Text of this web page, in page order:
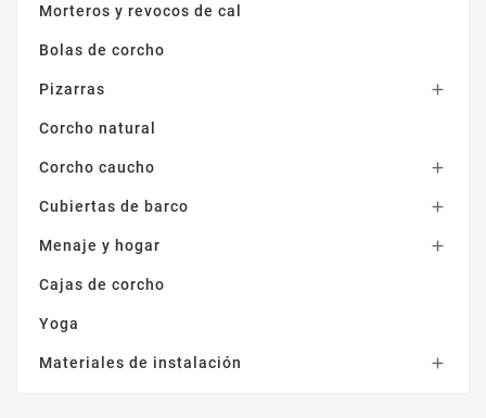
Morteros y revocos de cal
Bolas de corcho
Pizarras 
Corcho natural
Corcho caucho 
Cubiertas de barco 
Menaje y hogar 
Cajas de corcho
Yoga
Materiales de instalación 